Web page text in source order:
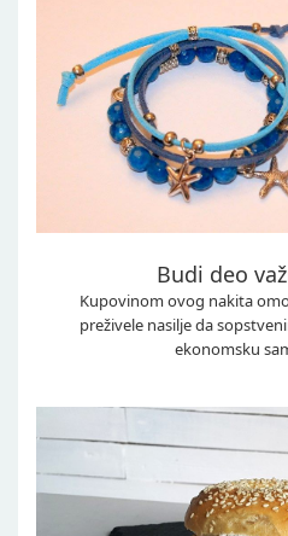
Budi deo
Kupovinom ovog nakita
preživele nasilje da
ekonomsku